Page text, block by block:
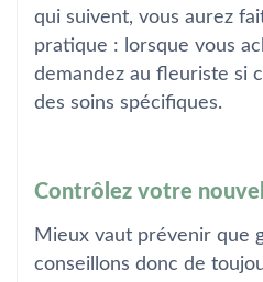
qui suivent, vous aurez
pratique : lorsque vous
demandez au fleuriste si
des soins spécifiques.
Contrôlez votre
Mieux vaut prévenir que
conseillons donc de